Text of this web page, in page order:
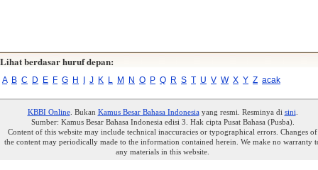
Lihat berdasar huruf depan:
A B C D E F G H I J K L M N O P Q R S T U V W X Y Z acak
KBBI Online. Bukan Kamus Besar Bahasa Indonesiayang resmi. Resminya di sini
Sumber: Kamus Besar Bahasa Indonesia edisi 3. Hak cipta Pusat Bahasa (Pusba).
Content of this website may include technical inaccuracies or typographical errors. Changes of
the content may periodically made to the information contained herein. We make no warranty
any materials in this website.